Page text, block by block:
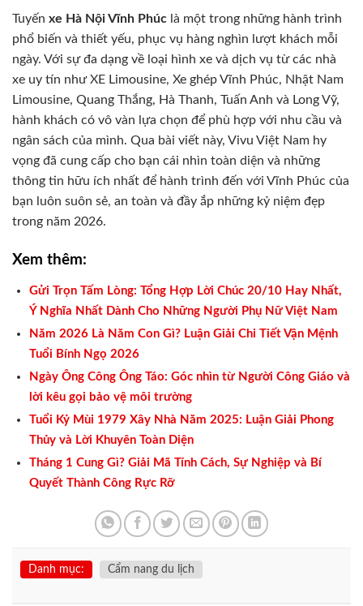
Tuyến xe Hà Nội Vĩnh Phúc là một trong những hành trình
phổ biến và thiết yếu, phục vụ hàng nghìn lượt khách mỗi
ngày. Với sự đa dạng về loại hình xe và dịch vụ từ các nhà
xe uy tín như XE Limousine, Xe ghép Vĩnh Phúc, Nhật Nam
Limousine, Quang Thắng, Hà Thanh, Tuấn Anh và Long Vỹ,
hành khách có vô vàn lựa chọn để phù hợp với nhu cầu và
ngân sách của mình. Qua bài viết này, Vivu Việt Nam hy
vọng đã cung cấp cho bạn cái nhìn toàn diện và những
thông tin hữu ích nhất để hành trình đến với Vĩnh Phúc của
bạn luôn suôn sẻ, an toàn và đầy ắp những kỷ niệm đẹp
trong năm 2026.
Xem thêm:
Gửi Trọn Tấm Lòng: Tổng Hợp Lời Chúc 20/10 Hay Nhất,
Ý Nghĩa Nhất Dành Cho Những Người Phụ Nữ Việt Nam
Năm 2026 Là Năm Con Gì? Luận Giải Chi Tiết Vận Mệnh
Tuổi Bính Ngọ 2026
Ngày Ông Công Ông Táo: Góc nhìn từ Người Công Giáo và
lời kêu gọi bảo vệ môi trường
Tuổi Kỷ Mùi 1979 Xây Nhà Năm 2025: Luận Giải Phong
Thủy và Lời Khuyên Toàn Diện
Tháng 1 Cung Gì? Giải Mã Tính Cách, Sự Nghiệp và Bí
Quyết Thành Công Rực Rỡ
Danh mục: Cẩm nang du lịch